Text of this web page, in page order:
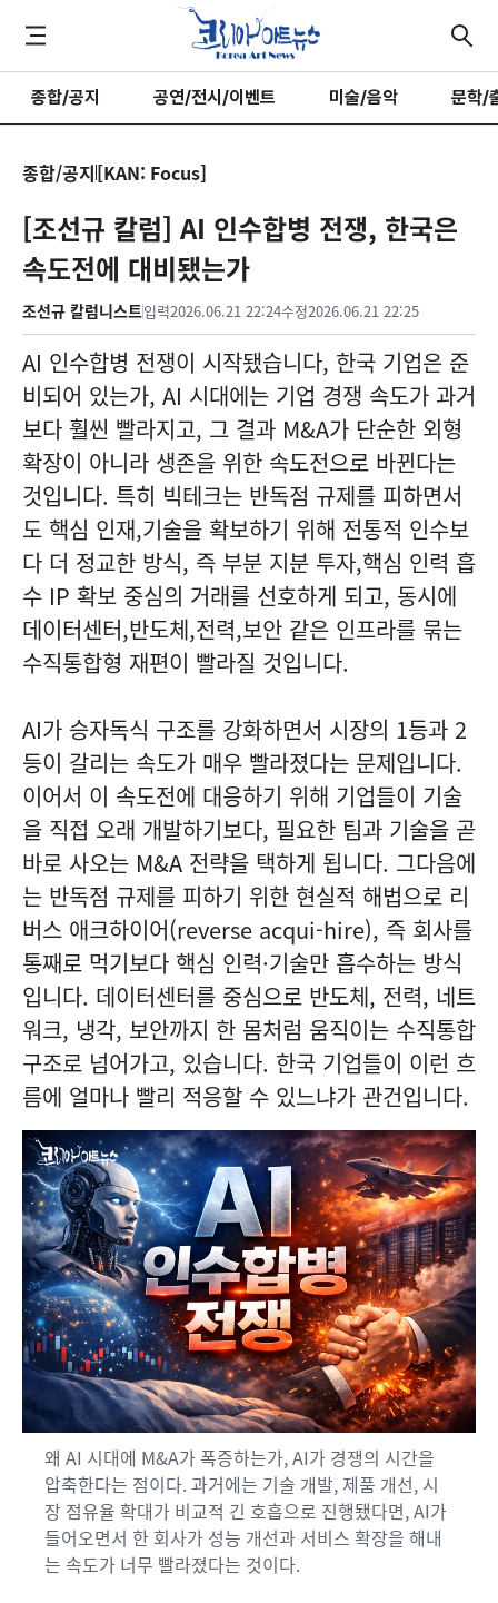
종합/공지 공연/전시/이벤트 미술/음악 문학/
종합/공지[KAN: Focus]
[조선규 칼럼] AI 인수합병 전쟁, 한국은
속도전에 대비됐는가
조선규 칼럼니스트입력2026.06.21 22:24수정2026.06.21 22:25
AI 인수합병 전쟁이 시작됐습니다, 한국 기업은 준
비되어 있는가, AI 시대에는 기업 경쟁 속도가 과거
보다 훨씬 빨라지고, 그 결과 M&A가 단순한 외형
확장이 아니라 생존을 위한 속도전으로 바뀐다는
것입니다. 특히 빅테크는 반독점 규제를 피하면서
도 핵심 인재,기술을 확보하기 위해 전통적 인수보
다 더 정교한 방식, 즉 부분 지분 투자,핵심 인력 흡
수 IP 확보 중심의 거래를 선호하게 되고, 동시에
데이터센터,반도체,전력,보안 같은 인프라를 묶는
수직통합형 재편이 빨라질 것입니다.
AI가 승자독식 구조를 강화하면서 시장의 1등과 2
등이 갈리는 속도가 매우 빨라졌다는 문제입니다.
이어서 이 속도전에 대응하기 위해 기업들이 기술
을 직접 오래 개발하기보다, 필요한 팀과 기술을 곧
바로 사오는 M&A 전략을 택하게 됩니다. 그다음에
는 반독점 규제를 피하기 위한 현실적 해법으로 리
버스 애크하이어(reverse acqui-hire), 즉 회사를
통째로 먹기보다 핵심 인력·기술만 흡수하는 방식
입니다. 데이터센터를 중심으로 반도체, 전력, 네트
워크, 냉각, 보안까지 한 몸처럼 움직이는 수직통합
구조로 넘어가고, 있습니다. 한국 기업들이 이런 흐
름에 얼마나 빨리 적응할 수 있느냐가 관건입니다.
왜 AI 시대에 M&A가 폭증하는가, AI가 경쟁의 시간을
압축한다는 점이다. 과거에는 기술 개발, 제품 개선, 시
장 점유율 확대가 비교적 긴 호흡으로 진행됐다면, AI가
들어오면서 한 회사가 성능 개선과 서비스 확장을 해내
는 속도가 너무 빨라졌다는 것이다.